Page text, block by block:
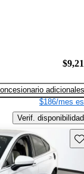
adicionales
$186/mes
Verif. disponibilidad